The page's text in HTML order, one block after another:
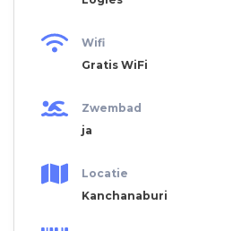
Wifi
Gratis WiFi
Zwembad
ja
Locatie
Kanchanaburi